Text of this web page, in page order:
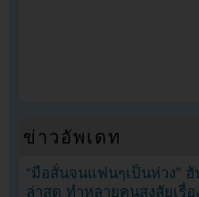
ข่าวอัพเดท
“มือสั่นจนแฟนๆเป็นห่วง”
ล่าสุด ทำหลายคนสงสัยเรื่